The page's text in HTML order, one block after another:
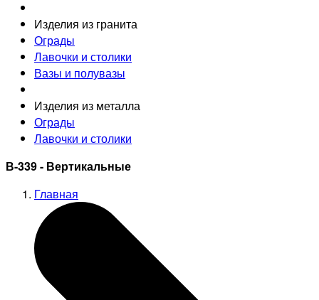
Изделия из гранита
Ограды
Лавочки и столики
Вазы и полувазы
Изделия из металла
Ограды
Лавочки и столики
В-339 - Вертикальные
Главная